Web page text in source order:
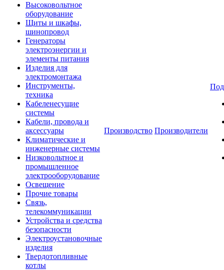
Высоковольтное
оборудование
Щиты и шкафы,
шинопровод
Генераторы
электроэнергии и
элементы питания
Изделия для
электромонтажа
Инструменты,
техника
Кабеленесущие
системы
Кабели, провода и
аксессуары
Климатические и
инженерные системы
Низковольтное и
промышленное
электрооборудование
Освещение
Прочие товары
Связь,
телекоммуникации
Устройства и средства
безопасности
Электроустановочные
изделия
Твердотопливные
котлы
Производство Производители